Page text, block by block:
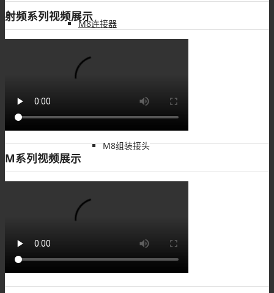
M8连接器
M8组装接头
射频系列视频展示
M系列视频展示